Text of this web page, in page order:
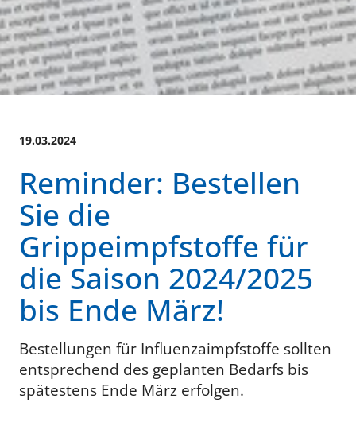
19.03.2024
Reminder: Bestellen
Sie die
Grippeimpfstoffe für
die Saison 2024/2025
bis Ende März!
Bestellungen für Influenzaimpfstoffe sollten
entsprechend des geplanten Bedarfs bis
spätestens Ende März erfolgen.